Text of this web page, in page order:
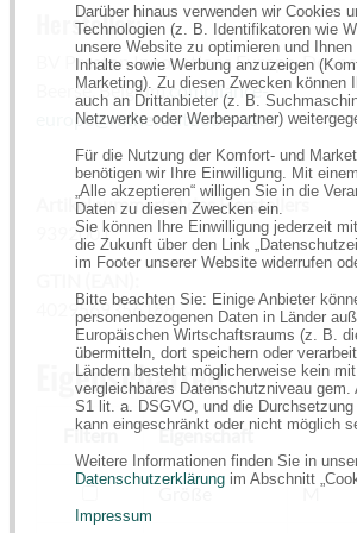
Darüber hinaus verwenden wir Cookies
Technologien (z. B. Identifikatoren wie
unsere Website zu optimieren und
Inhalte sowie Werbung anzuzeigen
Marketing). Zu diesen Zwecken können
auch an Drittanbieter (z. B.
Netzwerke oder Werbepartner)
Für die Nutzung der Komfort- und
benötigen wir Ihre Einwilligung. Mit
„Alle akzeptieren“ willigen Sie in die
Daten zu diesen Zwecken ein.
Sie können Ihre Einwilligung jederzeit
die Zukunft über den Link
im Footer unserer Website widerrufen
Bitte beachten Sie: Einige Anbieter
personenbezogenen Daten in Länder
Europäischen Wirtschaftsraums (z. B.
übermitteln, dort speichern oder
Ländern besteht möglicherweise kein
vergleichbares Datenschutzniveau gem.
S1 lit. a. DSGVO, und die
kann eingeschränkt oder nicht möglich
Weitere Informationen finden Sie in
Datenschutzerklärung im Abschnitt
Impressum
Hersteller:
BV Preston Innovations Europe,
Beerse, Belgium,compliance-
europe@ratheroutdoors.com
Artikelnummer(n) des Herstellers
9392001
4029569356188
Eigenschaften
Filtern Eigenschaft
filtern
nach